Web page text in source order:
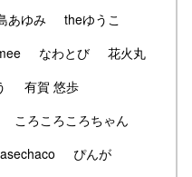
あゆみ
theゆうこ
なわとび
花火丸
有賀 悠歩
ころころころちゃん
ぴんが